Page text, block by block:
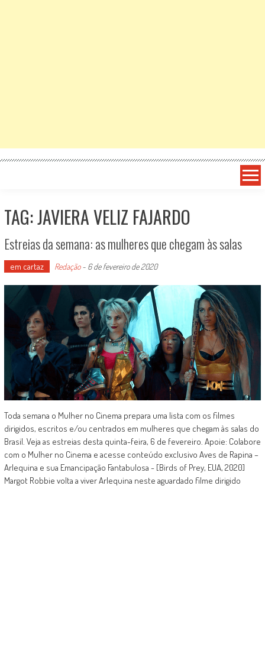
TAG: JAVIERA VELIZ FAJARDO
Estreias da semana: as mulheres que chegam às salas
em cartaz Redação- 6 de fevereiro de 2020
Toda semana o Mulher no Cinema prepara uma lista com os filmes
dirigidos, escritos e/ou centrados em mulheres que chegam às salas do
Brasil. Veja as estreias desta quinta-feira, 6 de fevereiro. Apoie: Colabore
com o Mulher no Cinema e acesse conteúdo exclusivo Aves de Rapina –
Arlequina e sua Emancipação Fantabulosa - [Birds of Prey, EUA, 2020]
Margot Robbie volta a viver Arlequina neste aguardado filme dirigido